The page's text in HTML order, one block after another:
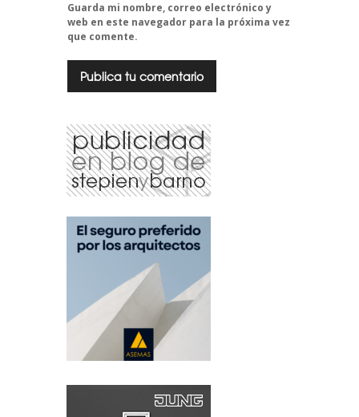
Guarda mi nombre, correo electrónico y
web en este navegador para la próxima vez
que comente.